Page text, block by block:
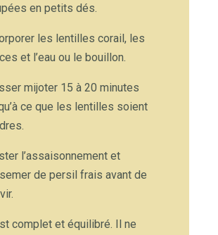
en petits dés.
les lentilles corail, les
et l’eau ou le bouillon.
mijoter 15 à 20 minutes
ce que les lentilles soient
l’assaisonnement et
de persil frais avant de
complet et équilibré. Il ne